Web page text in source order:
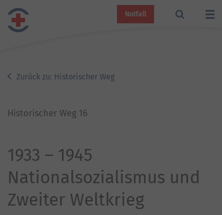
Notfall
Zurück zu: Historischer Weg
Historischer Weg 16
1933 – 1945
Nationalsozialismus und
Zweiter Weltkrieg